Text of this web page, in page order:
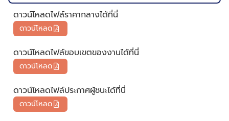
ดาวน์โหลดไฟล์ราคากลางได้ที่นี่
ดาวน์โหลด
ดาวน์โหลดไฟล์ขอบเขตของงานได้ที่นี่
ดาวน์โหลด
ดาวน์โหลดไฟล์ประกาศผู้ชนะได้ที่นี่
ดาวน์โหลด